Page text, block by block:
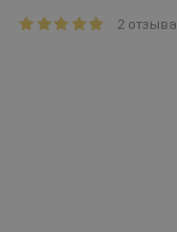
2 отзыва